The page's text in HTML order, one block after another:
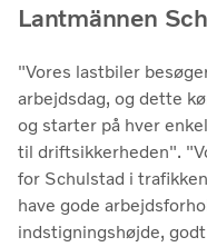
Lantmännen
"Vores lastbiler
arbejdsdag, og dette
og starter på hver
til driftsikkerheden". "Vores chauffører er repræsentanter
for Schulstad i
have gode
indstigningshøjde,